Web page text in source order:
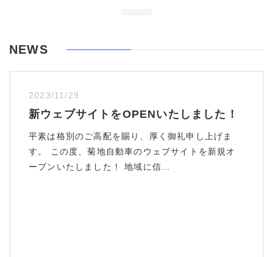
NEWS
2023/11/29
新ウェブサイトをOPENいたしました！
平素は格別のご高配を賜り、厚く御礼申し上げま
す。 この度、菊地自動車のウェブサイトを新規オ
ープンいたしました！ 地域に信…